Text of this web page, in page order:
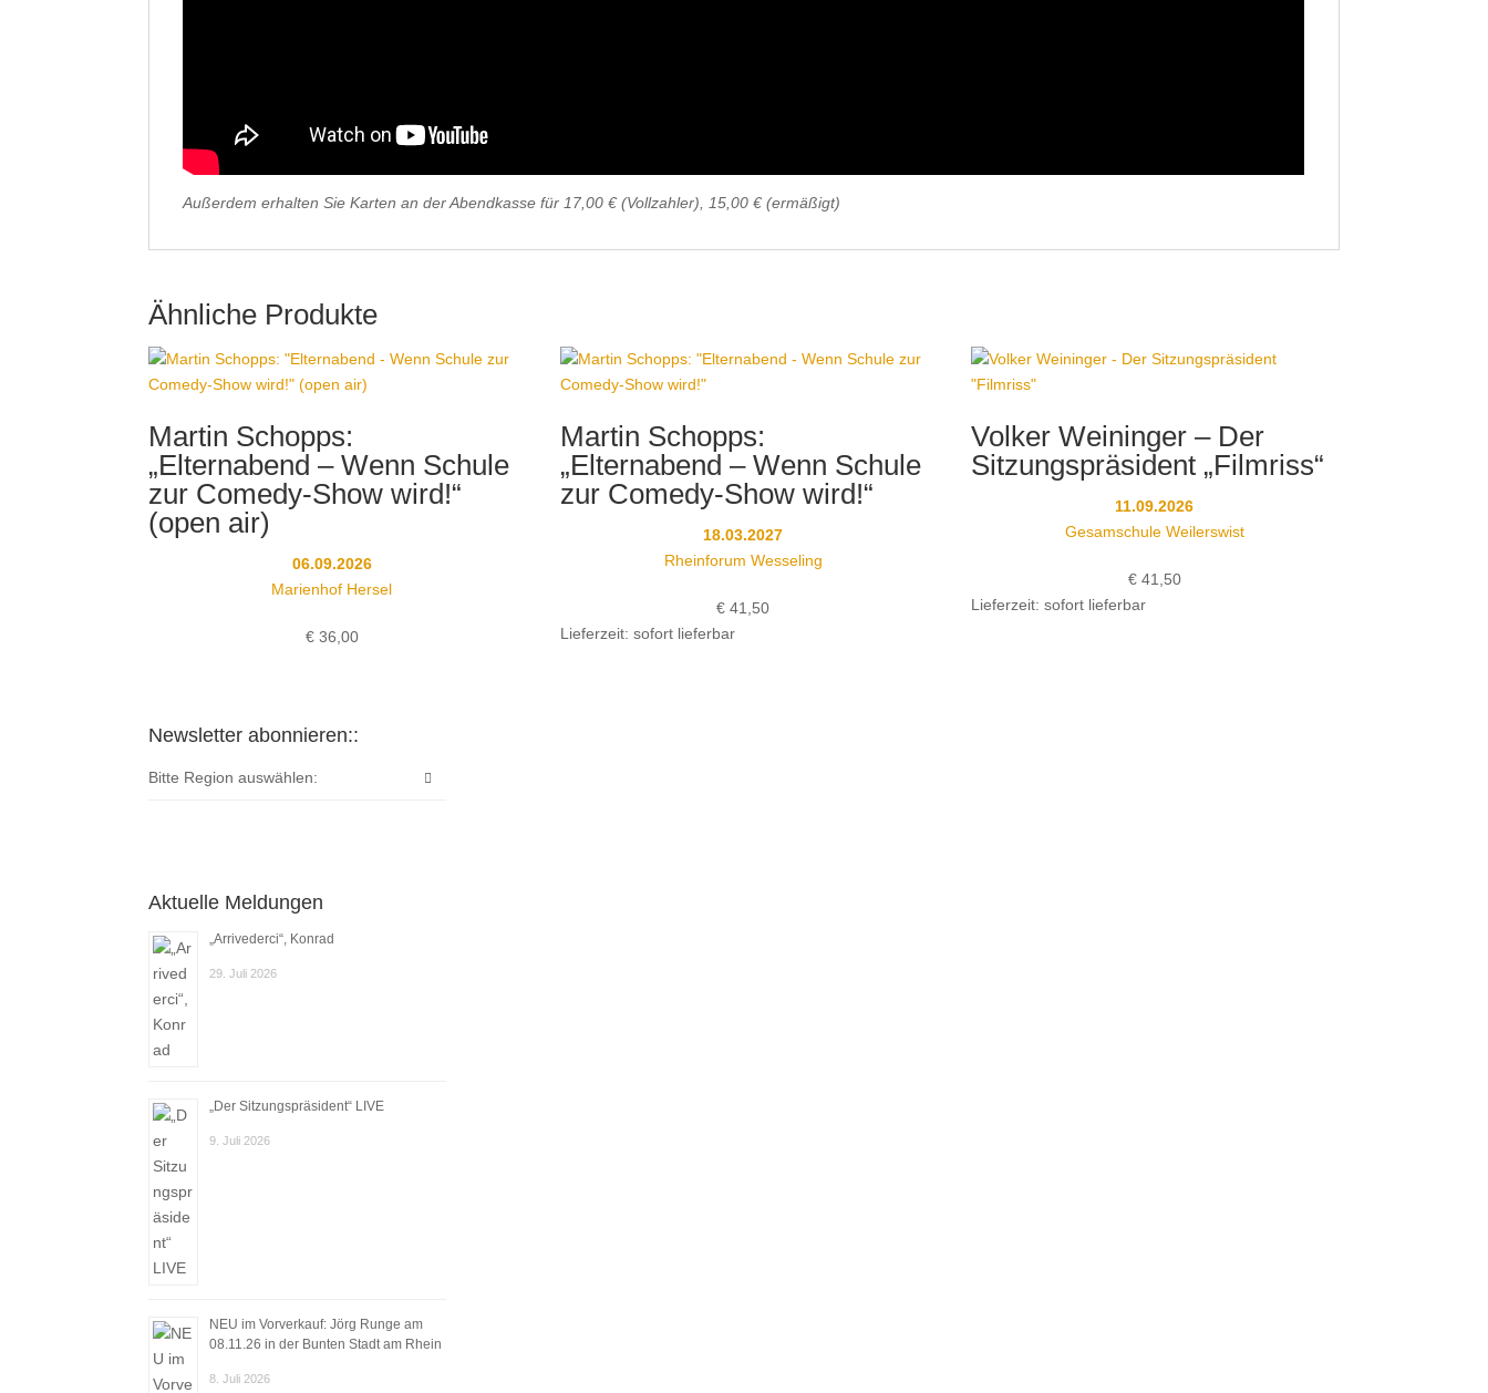
Außerdem erhalten Sie Karten an der Abendkasse für 17,00 € (Vollzahler), 15,00 € (ermäßigt)
Ähnliche Produkte
Martin Schopps:
„Elternabend – Wenn Schule
zur Comedy-Show wird!“
(open air)
06.09.2026
Marienhof Hersel
€36,00
Martin Schopps:
„Elternabend – Wenn Schule
zur Comedy-Show wird!“
18.03.2027
Rheinforum Wesseling
€ 41,50
Lieferzeit: sofort lieferbar
Volker Weininger – Der
Sitzungspräsident „Filmriss“
11.09.2026
Gesamschule Weilerswist
€41,50
Lieferzeit: sofort lieferbar
Newsletter abonnieren::
Bitte Region auswählen:
Aktuelle Meldungen
„Arrivederci“, Konrad
29. Juli 2026
„Der Sitzungspräsident“ LIVE
9. Juli 2026
NEU im Vorverkauf: Jörg Runge am
08.11.26 in der Bunten Stadt am Rhein
8. Juli 2026